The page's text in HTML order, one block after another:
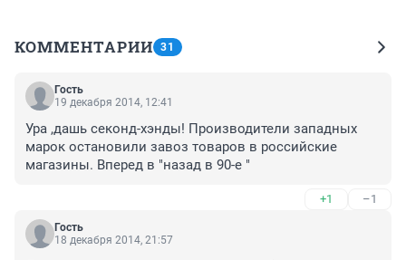
КОММЕНТАРИИ 31
Гость
19 декабря 2014, 12:41
Ура ,дашь секонд-хэнды! Производители западных
марок остановили завоз товаров в российские
магазины. Вперед в "назад в 90-е "
+1 –1
Гость
18 декабря 2014, 21:57